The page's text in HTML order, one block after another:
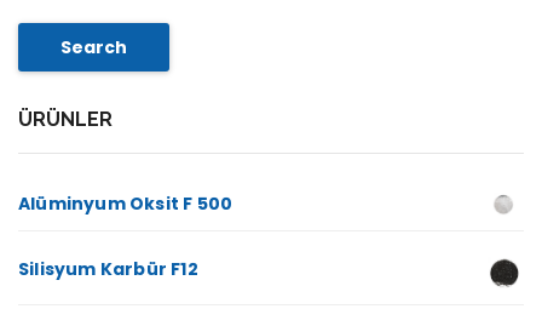
Search
ÜRÜNLER
Alüminyum Oksit F 500
Silisyum Karbür F12